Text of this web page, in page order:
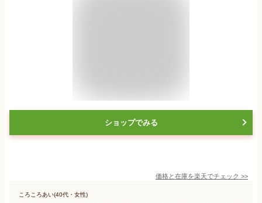
ショップでみる
価格と在庫を楽天でチェック >>
ころころあい(40代・女性)